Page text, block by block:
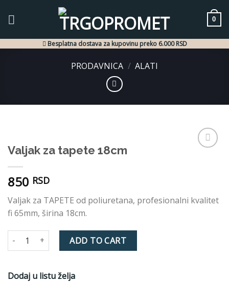
0
Besplatna dostava za kupovinu preko 6.000 RSD
PRODAVNICA / ALATI
Valjak za tapete 18cm
850 RSD
Valjak za TAPETE od poliuretana, profesionalni kvalitet
fi 65mm, širina 18cm.
Valjak za tapete 18cm quantity
ADD TO CART
Dodaj u listu želja